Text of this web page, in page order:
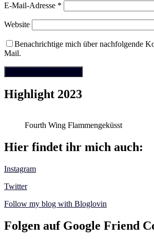
E-Mail-Adresse *
Website
Benachrichtige mich über nachfolgende
Mail.
Highlight 2023
Fourth Wing Flammengeküsst
Hier findet ihr mich auch:
Instagram
Twitter
Follow my blog with Bloglovin
Folgen auf Google Friend